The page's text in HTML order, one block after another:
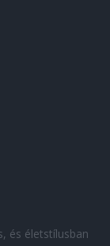
és életstílusban